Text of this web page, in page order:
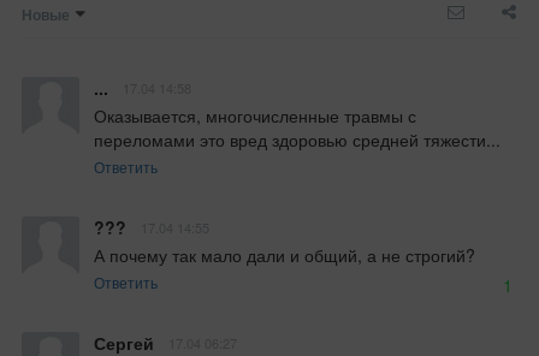
Новые
...
Оказывается, многочисленные травмы с
переломами это вред здоровью средней тяжести...
Ответить
???
А почему так мало дали и общий, а не строгий?
Ответить 1
Сергей